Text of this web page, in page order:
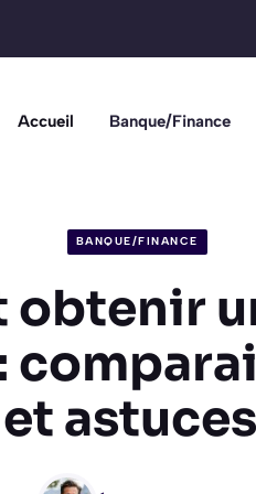
Accueil Banque/Finance
BANQUE/FINANCE
obtenir
et